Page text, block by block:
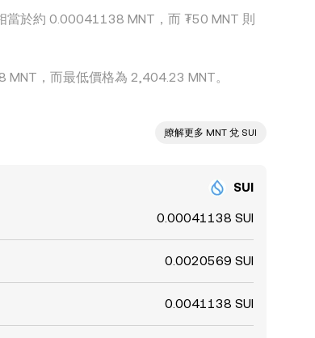
當於約 0.00041138 MNT，而 ₮50 MNT 則
，而最低價格為 2,404.23 MNT。
ִִִִִִִִִִִִִִִִִִִִִִִִִִִִִִִִִִִִִִִִִִִִִִִ瞭解更多 MNT 兌 SUI
SUI
0.00041138 SUI
0.0020569 SUI
0.0041138 SUI